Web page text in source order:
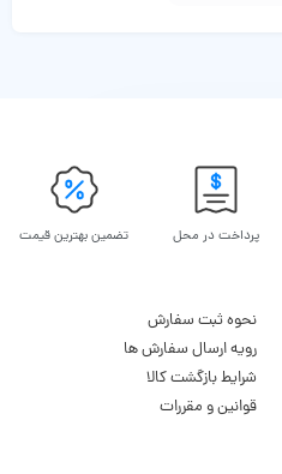
پرداخت در محل تضمین بهترین قیمت
نحوه ثبت سفارش
رویه ارسال سفارش ها
شرایط بازگشت کالا
قوانین و مقررات